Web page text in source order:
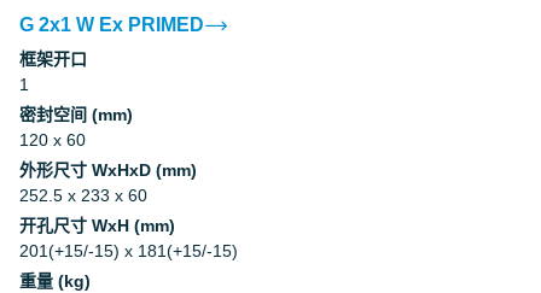
G 2x1 W Ex PRIMED
框架开口
1
密封空间 (mm)
120 x 60
外形尺寸 WxHxD (mm)
252.5 x 233 x 60
开孔尺寸 WxH (mm)
201(+15/-15) x 181(+15/-15)
重量 (kg)